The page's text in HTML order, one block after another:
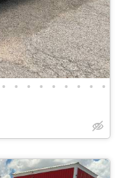
• • • • • • • • •